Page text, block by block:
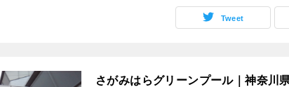
Tweet
さがみはらグリーンプール｜神奈川